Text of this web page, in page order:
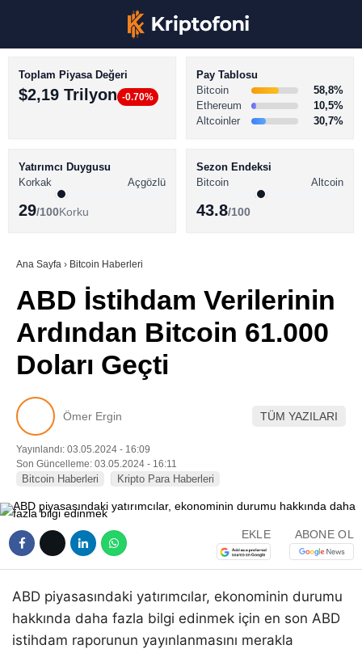
Youtube
TikTok
BİTCOİN HABERLERİ
ALTCOİN HABERLERİ
SÖZLÜK
Toplam Piyasa Değeri
$2,19 Trilyon -0.70%
Pay Tablosu
Bitcoin
58,8%
Ethereum
10,5%
Altcoinler
30,7%
Yatırımcı Duygusu
Korkak
Açgözlü
29/100Korku
Sezon Endeksi
Bitcoin
Altcoin
43.8/100
Ana Sayfa › Bitcoin Haberleri
ABD İstihdam Verilerinin
Ardından Bitcoin 61.000
Doları Geçti
Ömer Ergin TÜM YAZILARI
Yayınlandı: 03.05.2024 - 16:09
Son Güncelleme: 03.05.2024 - 16:11
Bitcoin Haberleri Kripto Para Haberleri
EKLE ABONE OL
ABD piyasasındaki yatırımcılar, ekonominin durumu
hakkında daha fazla bilgi edinmek için en son ABD
istihdam raporunun yayınlanmasını merakla